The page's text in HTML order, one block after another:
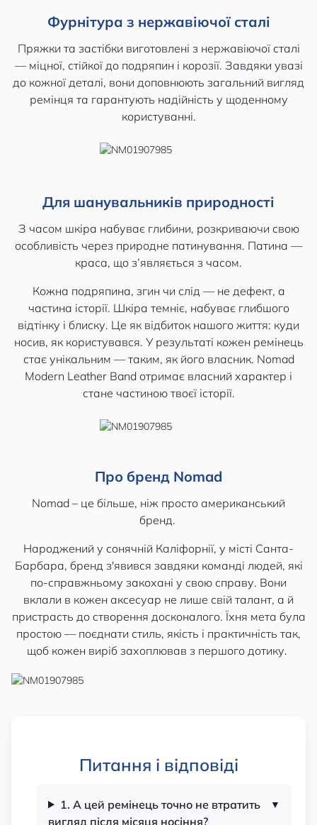
Фурнітура з нержавіючої сталі
Пряжки та застібки виготовлені з нержавіючої сталі
— міцної, стійкої до подряпин і корозії. Завдяки увазі
до кожної деталі, вони доповнюють загальний вигляд
ремінця та гарантують надійність у щоденному
користуванні.
Для шанувальників природності
З часом шкіра набуває глибини, розкриваючи свою
особливість через природне патинування. Патина —
краса, що з’являється з часом.
Кожна подряпина, згин чи слід — не дефект, а
частина історії. Шкіра темніє, набуває глибшого
відтінку і блиску. Це як відбиток нашого життя: куди
носив, як користувався. У результаті кожен ремінець
стає унікальним — таким, як його власник. Nomad
Modern Leather Band отримає власний характер і
стане частиною твоєї історії.
Про бренд Nomad
Nomad – це більше, ніж просто американський
бренд.
Народжений у сонячній Каліфорнії, у місті Санта-
Барбара, бренд з'явився завдяки команді людей, які
по-справжньому закохані у свою справу. Вони
вклали в кожен аксесуар не лише свій талант, а й
пристрасть до створення досконалого. Їхня мета була
простою — поєднати стиль, якість і практичність так,
щоб кожен виріб захоплював з першого дотику.
Питання і відповіді
1. А цей ремінець точно не втратить
вигляд після місяця носіння?